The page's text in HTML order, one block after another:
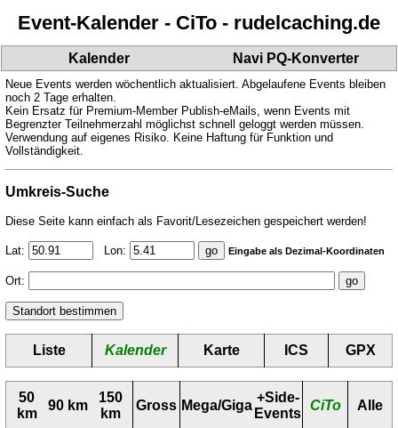
Event-Kalender - CiTo - rudelcaching.de
Kalender Navi PQ-Konverter
Neue Events werden wöchentlich aktualisiert. Abgelaufene Events bleiben
noch 2 Tage erhalten.
Kein Ersatz für Premium-Member Publish-eMails, wenn Events mit
Begrenzter Teilnehmerzahl möglichst schnell geloggt werden müssen.
Verwendung auf eigenes Risiko. Keine Haftung für Funktion und
Vollständigkeit.
Umkreis-Suche
Diese Seite kann einfach als Favorit/Lesezeichen gespeichert werden!
Lat: Lon: Eingabe als Dezimal-Koordinaten
Ort:
Liste Kalender Karte ICS GPX
50
km
90 km
150
km
Gross Mega/Giga
+Side-
Events
CiTo Alle